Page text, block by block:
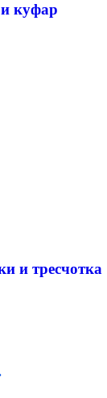
куфар
и тресчотка